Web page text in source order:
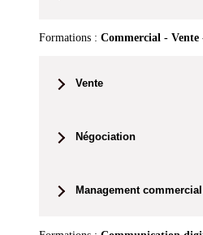
Formations : Commercial -
Vente
Négociation
Management commercial